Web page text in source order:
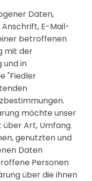
Daten,
Anschrift, E-Mail-
betroffenen
mit der
und in
"Fiedler
möchte unser
Art, Umfang
genutzten und
Daten
Personen
über die ihnen